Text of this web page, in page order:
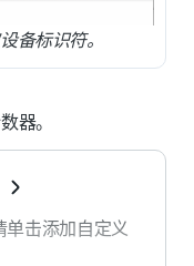
备标识符。
器。
单击添加自定义